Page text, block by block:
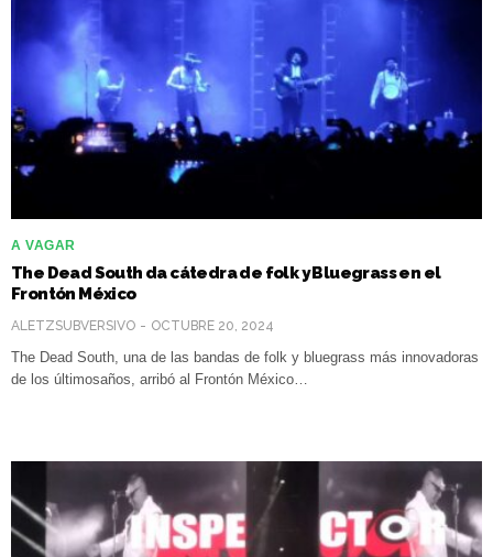
A VAGAR
The Dead South da cátedra de folk y Bluegrass en el
Frontón México
ALETZSUBVERSIVO OCTUBRE 20, 2024
The Dead South, una de las bandas de folk y bluegrass más innovadoras
de los últimosaños, arribó al Frontón México…